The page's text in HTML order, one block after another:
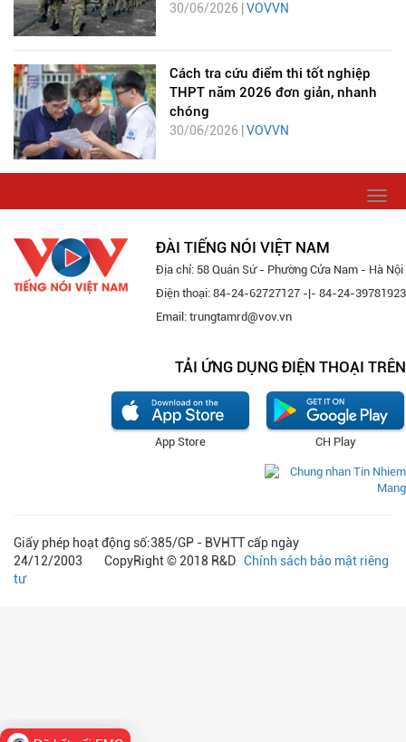
30/06/2026 | VOVVN
Cách tra cứu điểm thi tốt nghiệp
THPT năm 2026 đơn giản, nhanh
chóng
30/06/2026 | VOVVN
ĐÀI TIẾNG NÓI VIỆT NAM
Địa chỉ: 58 Quán Sứ - Phường Cửa Nam - Hà Nội
Điện thoại: 84-24-62727127 -|- 84-24-39781923
Email: trungtamrd@vov.vn
TẢI ỨNG DỤNG ĐIỆN THOẠI TRÊN
CH Play
App Store
Giấy phép hoạt động số:385/GP - BVHTT cấp ngày
24/12/2003 CopyRight © 2018 R&D Chính sách bảo mật riêng
tư